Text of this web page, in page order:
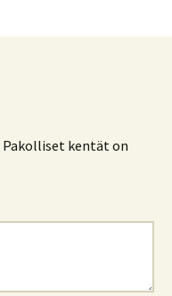
Pakolliset kentät on